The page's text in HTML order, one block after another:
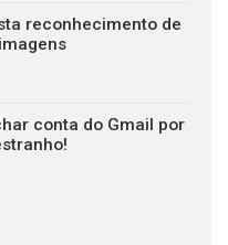
reconhecimento de
conta do Gmail por